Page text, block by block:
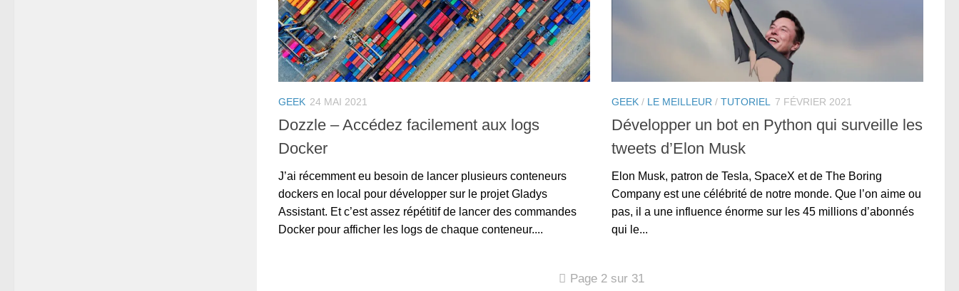
GEEK 24 MAI 2021
Dozzle – Accédez facilement aux logs
Docker
J’ai récemment eu besoin de lancer plusieurs conteneurs
dockers en local pour développer sur le projet Gladys
Assistant. Et c’est assez répétitif de lancer des commandes
Docker pour afficher les logs de chaque conteneur....
GEEK / LE MEILLEUR / TUTORIEL 7 FÉVRIER 2021
Développer un bot en Python qui surveille les
tweets d’Elon Musk
Elon Musk, patron de Tesla, SpaceX et de The Boring
Company est une célébrité de notre monde. Que l’on aime ou
pas, il a une influence énorme sur les 45 millions d’abonnés
qui le...
Page 2 sur 31